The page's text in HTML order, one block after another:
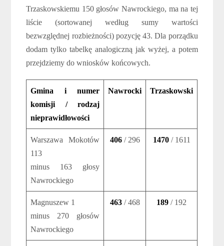
Trzaskowskiemu 150 głosów Nawrockiego, ma na tej
liście (sortowanej według sumy wartości
bezwzględnej rozbieżności) pozycję 43. Dla porządku
dodam tylko tabelkę analogiczną jak wyżej, a potem
przejdziemy do wniosków końcowych.
Gmina i numer
komisji / rodzaj
nieprawidłowości
Nawrocki Trzaskowski
Warszawa Mokotów
113
minus 163 głosy
Nawrockiego
406/ 296 1470/ 1611
Magnuszew 1
minus 270 głosów
Nawrockiego
463/ 468 189 / 192